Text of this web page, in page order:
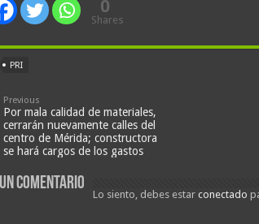
0
Shares
PRI
Previous
Por mala calidad de materiales,
cerrarán nuevamente calles del
centro de Mérida; constructora
se hará cargos de los gastos
comentario
Lo siento, debes estar conectado